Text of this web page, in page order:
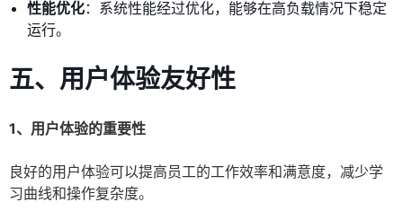
性能优化：系统性能经过优化，能够在高负载情况下稳定
运行。
五、用户体验友好性
1、用户体验的重要性
良好的用户体验可以提高员工的工作效率和满意度，减少学
习曲线和操作复杂度。